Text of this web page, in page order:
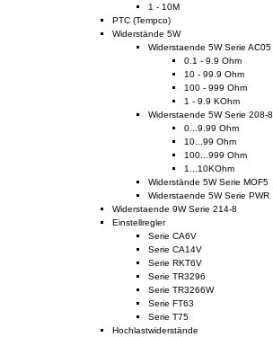
1 - 10M
PTC (Tempco)
Widerstände 5W
Widerstaende 5W Serie AC05
0.1 - 9.9 Ohm
10 - 99.9 Ohm
100 - 999 Ohm
1 - 9.9 KOhm
Widerstaende 5W Serie 208-8
0...9.99 Ohm
10...99 Ohm
100...999 Ohm
1...10KOhm
Widerstände 5W Serie MOF5
Widerstaende 5W Serie PWR
Widerstaende 9W Serie 214-8
Einstellregler
Serie CA6V
Serie CA14V
Serie RKT6V
Serie TR3296
Serie TR3266W
Serie FT63
Serie T75
Hochlastwiderstände